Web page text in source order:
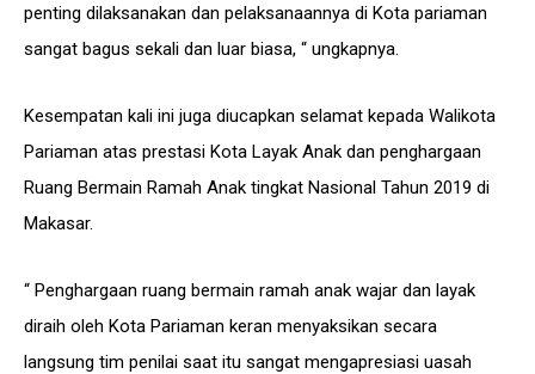
penting dilaksanakan dan pelaksanaannya di Kota pariaman
sangat bagus sekali dan luar biasa, “ ungkapnya.
Kesempatan kali ini juga diucapkan selamat kepada Walikota
Pariaman atas prestasi Kota Layak Anak dan penghargaan
Ruang Bermain Ramah Anak tingkat Nasional Tahun 2019 di
Makasar.
“ Penghargaan ruang bermain ramah anak wajar dan layak
diraih oleh Kota Pariaman keran menyaksikan secara
langsung tim penilai saat itu sangat mengapresiasi uasah